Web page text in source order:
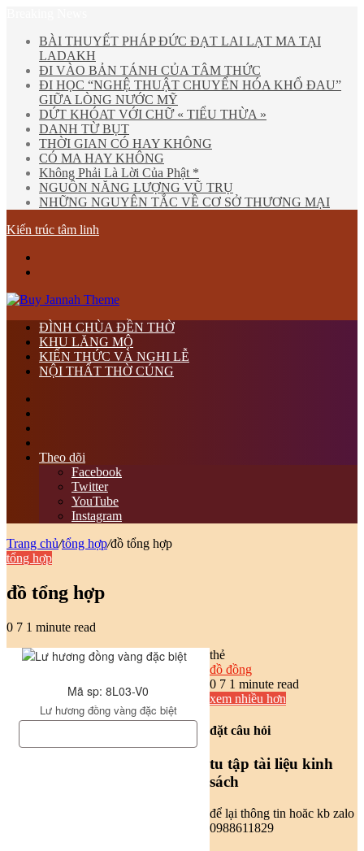
BÀI THUYẾT PHÁP ĐỨC ĐẠT LAI LẠT MA TẠI
LADAKH
ĐI VÀO BẢN TÁNH CỦA TÂM THỨC
ĐI HỌC “NGHỆ THUẬT CHUYỂN HÓA KHỔ ĐAU”
GIỮA LÒNG NƯỚC MỸ
DỨT KHÓAT VỚI CHỮ « TIỂU THỪA »
DANH TỪ BỤT
THỜI GIAN CÓ HAY KHÔNG
CÓ MA HAY KHÔNG
Không Phải Là Lời Của Phật *
NGUỒN NĂNG LƯỢNG VŨ TRỤ
NHỮNG NGUYÊN TẮC VỀ CƠ SỞ THƯƠNG MẠI
Kiến trúc tâm linh
ĐÌNH CHÙA ĐỀN THỜ
KHU LĂNG MỘ
KIẾN THỨC VÀ NGHI LỄ
NỘI THẤT THỜ CÚNG
viết
ngẫu
nhiên
Theo dõi
Facebook
Twitter
YouTube
Instagram
Trang chủ/tổng hợp/đồ tổng hợp
tổng hợp
đồ tổng hợp
0 7 1 minute read
Mã sp: 8L03-V0
Lư hương đồng vàng đặc biệt
thẻ
đồ đồng
0 7 1 minute read
xem nhiều hơn
đặt câu hỏi
tu tập tài liệu kinh
sách
để lại thông tin hoăc kb zalo
0988611829